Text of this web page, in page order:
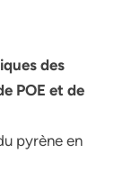
des
POE et de
pyrène en